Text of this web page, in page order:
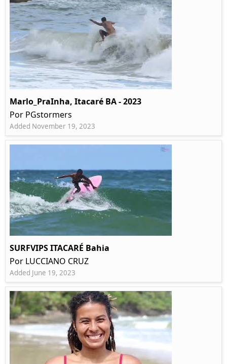
Marlo_PraInha, Itacaré BA - 2023
Por PGstormers
Added November 19, 2023
SURFVIPS ITACARÉ Bahia
Por LUCCIANO CRUZ
Added June 19, 2023